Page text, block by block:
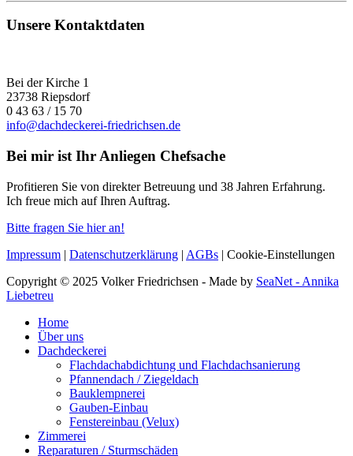
Unsere Kontaktdaten
Bei der Kirche 1
23738 Riepsdorf
0 43 63 / 15 70
info@dachdeckerei-friedrichsen.de
Bei mir ist Ihr Anliegen Chefsache
Profitieren Sie von direkter Betreuung und 38 Jahren Erfahrung.
Ich freue mich auf Ihren Auftrag.
Bitte fragen Sie hier an!
Impressum | Datenschutzerklärung | AGBs | Cookie-Einstellungen
Copyright © 2025 Volker Friedrichsen - Made by SeaNet - Annika
Liebetreu
Home
Über uns
Dachdeckerei
Flachdachabdichtung und Flachdachsanierung
Pfannendach / Ziegeldach
Bauklempnerei
Gauben-Einbau
Fenstereinbau (Velux)
Zimmerei
Reparaturen / Sturmschäden